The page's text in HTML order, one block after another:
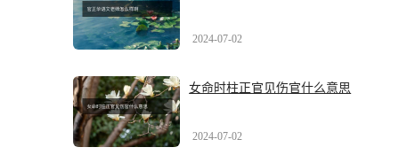
2024-07-02
女命时柱正官见伤官什么意思
2024-07-02